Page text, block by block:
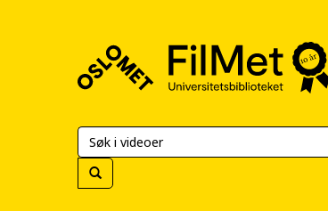
Universitetsbiblioteket